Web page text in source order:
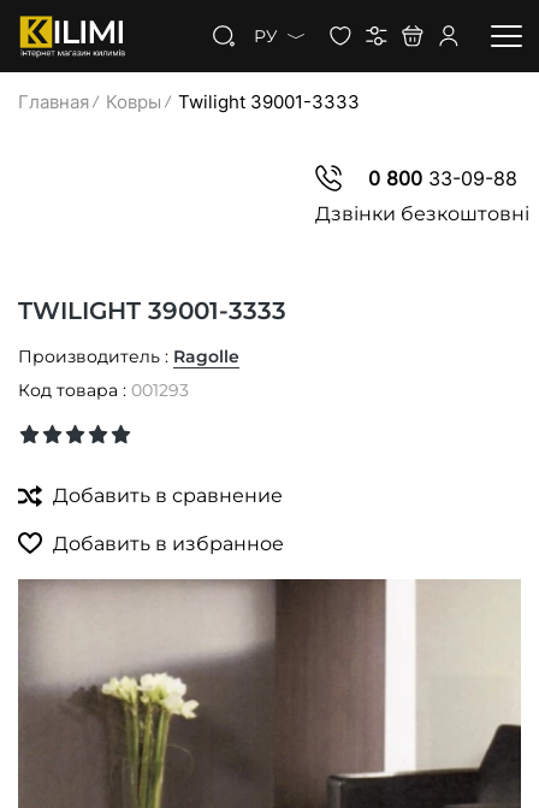
РУ
Главная Ковры Twilight 39001-3333
0 80033-09-88
Дзвінки безкоштовні
TWILIGHT 39001-3333
Производитель : Ragolle
Код товара : 001293
Добавить в сравнение
Добавить в избранное